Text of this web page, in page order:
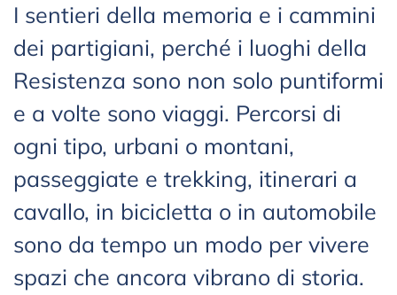
I sentieri della memoria e i cammini
dei partigiani, perché i luoghi della
Resistenza sono non solo puntiformi
e a volte sono viaggi. Percorsi di
ogni tipo, urbani o montani,
passeggiate e trekking, itinerari a
cavallo, in bicicletta o in automobile
sono da tempo un modo per vivere
spazi che ancora vibrano di storia.